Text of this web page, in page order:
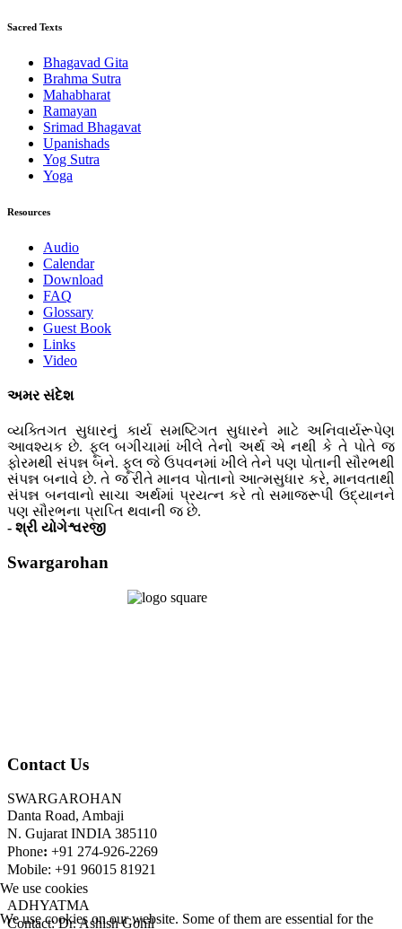
Sacred Texts
Bhagavad Gita
Brahma Sutra
Mahabharat
Ramayan
Srimad Bhagavat
Upanishads
Yog Sutra
Yoga
Resources
Audio
Calendar
Download
FAQ
Glossary
Guest Book
Links
Video
અમર સંદેશ
વ્યક્તિગત સુધારનું કાર્ય સમષ્ટિગત સુધારને માટે અનિવાર્યરૂપેણ
આવશ્યક છે. ફૂલ બગીચામાં ખીલે તેનો અર્થ એ નથી કે તે પોતે જ
ફોરમથી સંપન્ન બને. ફૂલ જે ઉપવનમાં ખીલે તેને પણ પોતાની સૌરભથી
સંપન્ન બનાવે છે. તે જ રીતે માનવ પોતાનો આત્મસુધાર કરે, માનવતાથી
સંપન્ન બનવાનો સાચા અર્થમાં પ્રયત્ન કરે તો સમાજરૂપી ઉદ્યાનને
પણ સૌરભના પ્રાપ્તિ થવાની જ છે.
- શ્રી યોગેશ્વરજી
Swargarohan
Contact Us
SWARGAROHAN
Danta Road, Ambaji
N. Gujarat INDIA 385110
Phone: +91 274-926-2269
Mobile: +91 96015 81921
ADHYATMA
Contact: Dr. Ashish Gohil
We use cookies
We use cookies on our website. Some of them are essential for the